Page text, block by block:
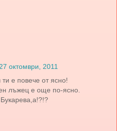
октомври, 2011
е повече от ясно!
лъжец е още по-ясно.